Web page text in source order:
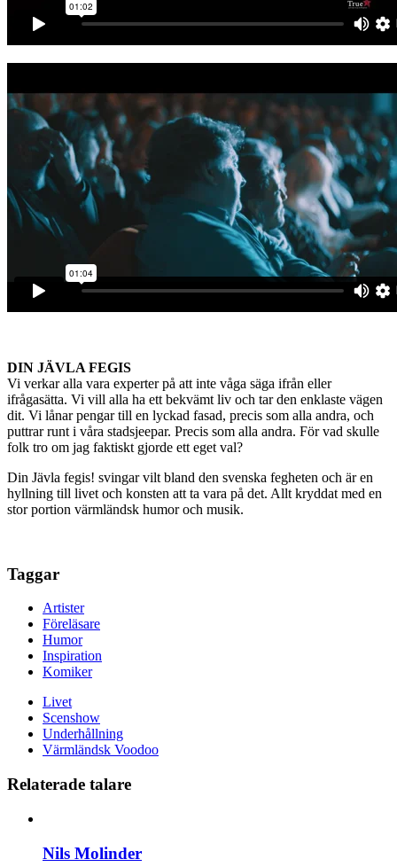
DIN JÄVLA FEGIS
Vi verkar alla vara experter på att inte våga säga ifrån eller
ifrågasätta. Vi vill alla ha ett bekvämt liv och tar den enklaste vägen
dit. Vi lånar pengar till en lyckad fasad, precis som alla andra, och
puttrar runt i våra stadsjeepar. Precis som alla andra. För vad skulle
folk tro om jag faktiskt gjorde ett eget val?
Din Jävla fegis! svingar vilt bland den svenska fegheten och är en
hyllning till livet och konsten att ta vara på det. Allt kryddat med en
stor portion värmländsk humor och musik.
Taggar
Artister
Föreläsare
Humor
Inspiration
Komiker
Livet
Scenshow
Underhållning
Värmländsk Voodoo
Relaterade talare
Nils Molinder